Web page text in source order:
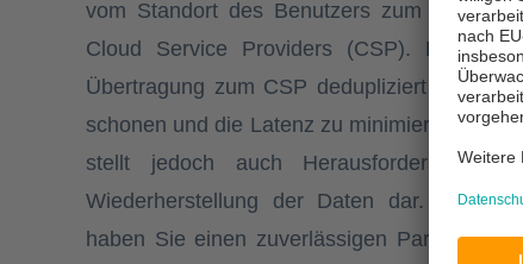
vom Standort des Benutzers zum
Cloud Service Providers (CSP). Die
Übertragung zum CSP dedupliziert und
schonen und die Latenz zu minimieren.
stellt jedoch auch Herausforderungen
Wiederherstellung der Daten dar. Mit uns
haben Sie einen zuverlässigen Partner an